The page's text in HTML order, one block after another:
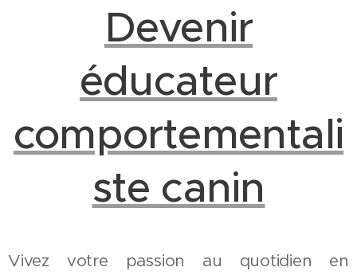
Devenir
éducateur
comportementali
ste canin
Vivez votre passion au quotidien en